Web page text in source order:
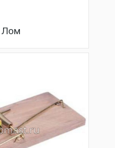
Лом